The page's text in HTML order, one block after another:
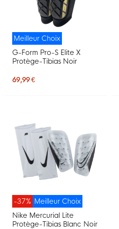
Meilleur Choix
G-Form Pro-S Elite X
Protège-Tibias Noir
69,99 €
Meilleur Choix
-37%
Nike Mercurial Lite
Protège-Tibias Blanc Noir